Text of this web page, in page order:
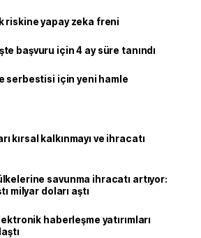
riskine yapay zeka freni
başvuru için 4 ay süre tanındı
serbestisi için yeni hamle
kırsal kalkınmayı ve ihracatı
savunma ihracatı artıyor:
milyar doları aştı
haberleşme yatırımları